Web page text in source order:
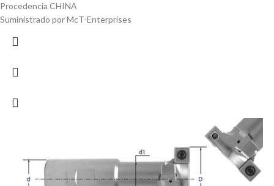
Procedencia CHINA
Suministrado por McT-Enterprises